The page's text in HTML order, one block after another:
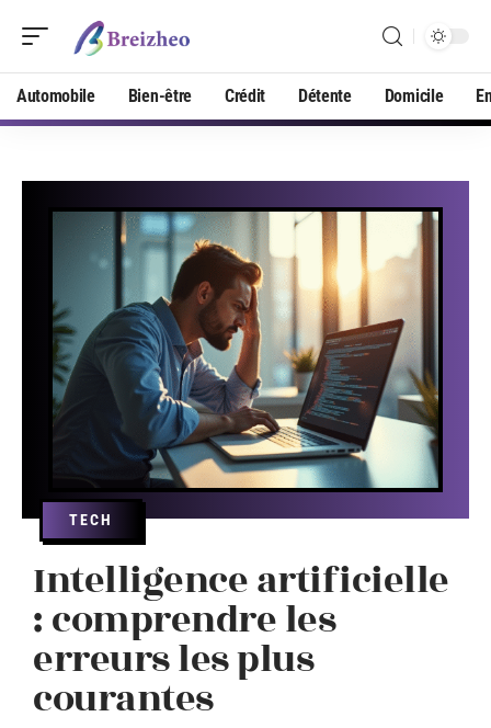
Automobile Bien-être Crédit Détente Domicile
TECH
Intelligence artificielle
: comprendre les
erreurs les plus
courantes